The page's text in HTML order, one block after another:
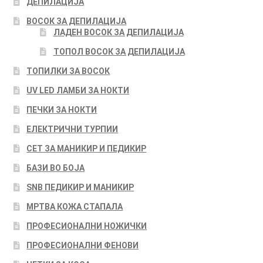
ВОСОК ЗА ДЕПИЛАЦИЈА
ЛАДЕН ВОСОК ЗА ДЕПИЛАЦИЈА
ТОПОЛ ВОСОК ЗА ДЕПИЛАЦИЈА
ТОПИЛКИ ЗА ВОСОК
UV LED ЛАМБИ ЗА НОКТИ
ПЕЧКИ ЗА НОКТИ
ЕЛЕКТРИЧНИ ТУРПИИ
СЕТ ЗА МАНИКИР И ПЕДИКИР
БАЗИ ВО БОЈА
SNB ПЕДИКИР И МАНИКИР
МРТВА КОЖА СТАПАЛА
ПРОФЕСИОНАЛНИ НОЖИЧКИ
ПРОФЕСИОНАЛНИ ФЕНОВИ